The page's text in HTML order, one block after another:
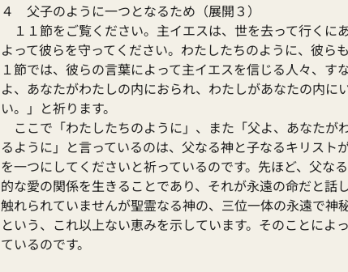
４　父子のように一つとなるため（展開３）
１１節をご覧ください。主イエスは、世を去って行くに
よって彼らを守ってください。わたしたちのように、彼ら
１節では、彼らの言葉によって主イエスを信じる人々、
よ、あなたがわたしの内におられ、わたしがあなたの内に
い。」と祈ります。
ここで「わたしたちのように」、また「父よ、あなたが
るように」と言っているのは、父なる神と子なるキリス
を一つにしてくださいと祈っているのです。先ほど、父な
的な愛の関係を生きることであり、それが永遠の命だと話
触れられていませんが聖霊なる神の、三位一体の永遠で神
という、これ以上ない恵みを示しています。そのことによ
ているのです。